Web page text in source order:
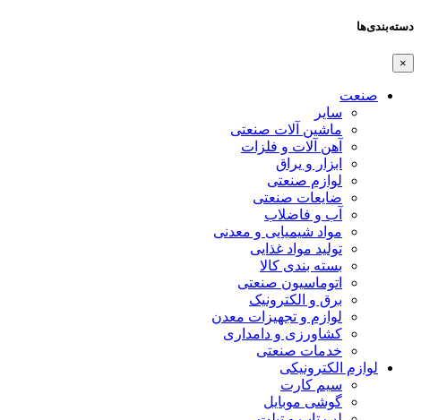
دسته‌بندی‌ها
×
صنعت
سایر
ماشین آلات صنعتی
آهن آلات و فلزات
ابزار و یراق
لوازم صنعتی
ضایعات صنعتی
آب و فاضلاب
مواد شیمیایی و معدنی
تولید مواد غذایی
بسته بندی کالا
اتوماسیون صنعتی
برق و الکترونیک
لوازم و تجهیزات معدن
کشاورزی و دامداری
خدمات صنعتی
لوازم الکترونیکی
سیم کارت
گوشی موبایل